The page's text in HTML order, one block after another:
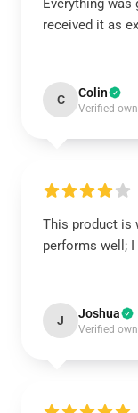
Everything was
received it as
C Colin
Verified
This product is
performs well;
J Joshua
Verified